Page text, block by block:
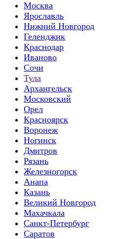
Москва
Ярославль
Нижний Новгород
Геленджик
Краснодар
Иваново
Сочи
Тула
Архангельск
Московский
Орел
Красноярск
Воронеж
Ногинск
Дмитров
Рязань
Железногорск
Анапа
Казань
Великий Новгород
Махачкала
Санкт-Петербург
Саратов